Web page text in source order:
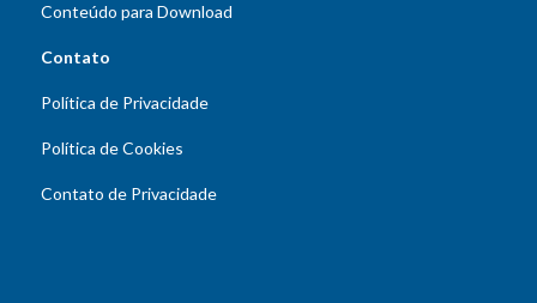
Conteúdo para Download
Contato
Política de Privacidade
Política de Cookies
Contato de Privacidade